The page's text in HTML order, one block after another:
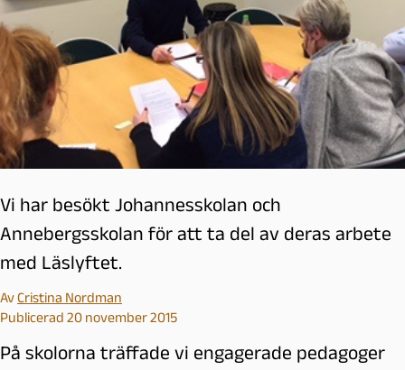
Vi har besökt Johannesskolan och
Annebergsskolan för att ta del av deras arbete
med Läslyftet.
AvCristina Nordman
Publicerad 20 november 2015
På skolorna träffade vi engagerade pedagoger